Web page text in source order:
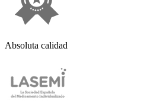
Absoluta calidad